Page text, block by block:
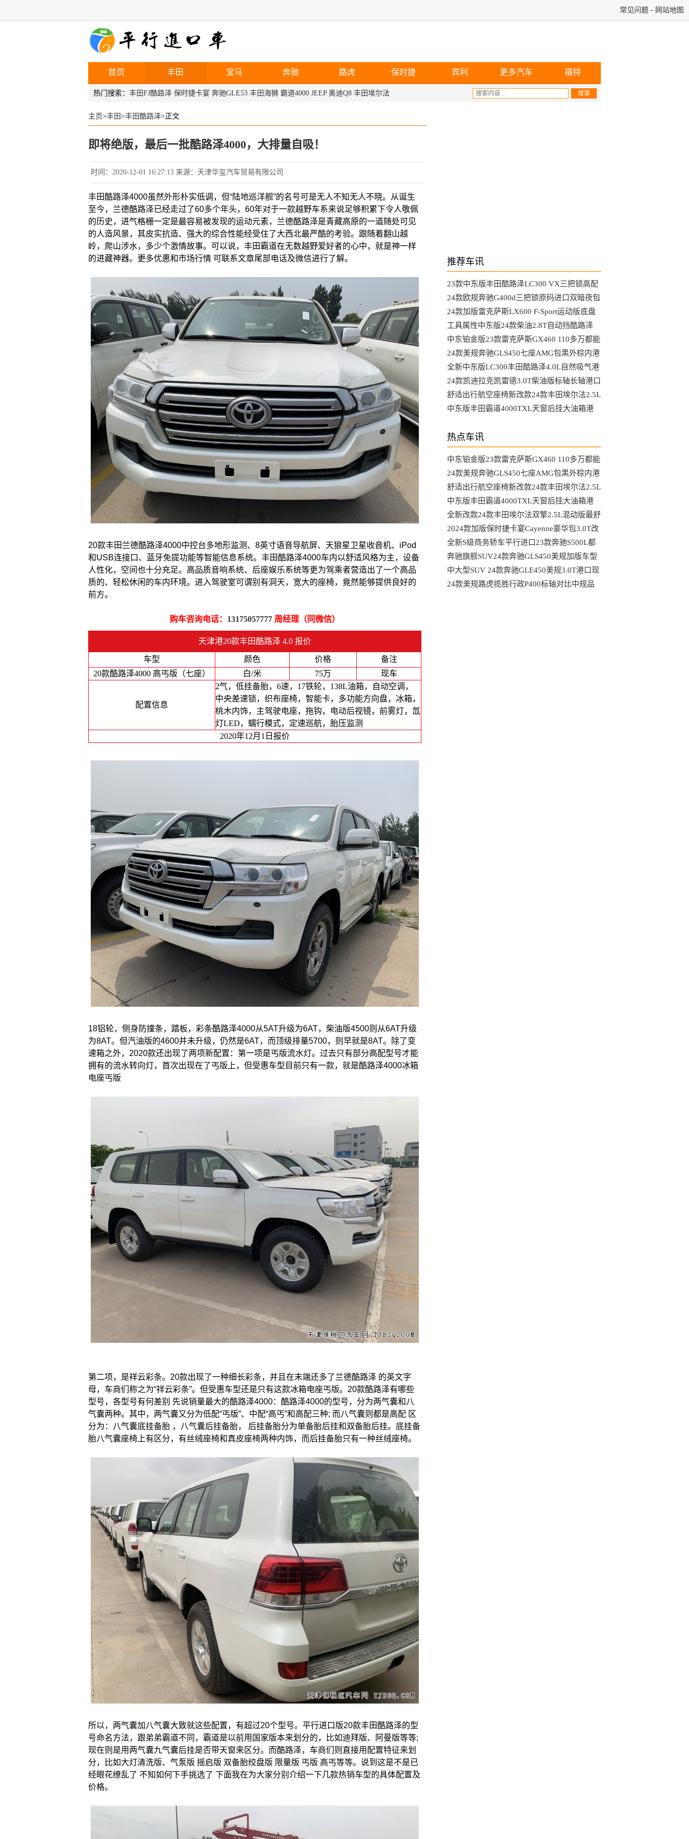
常见问题 - 网站地图
首页 丰田 宝马 奔驰 路虎 保时捷 宾利 更多汽车 福特
热门搜索： 丰田FJ酷路泽 保时捷卡宴 奔驰GLE53 丰田海狮 霸道4000 JEEP 奥迪Q8 丰田埃尔法
主页>丰田>丰田酷路泽>正文
即将绝版，最后一批酷路泽4000，大排量自吸！
时间：2020-12-01 16:27:13 来源：天津华玺汽车贸易有限公司
丰田酷路泽4000虽然外形朴实低调，但“陆地巡洋舰”的名号可是无人不知无人不晓。从诞生
至今，兰德酷路泽已经走过了60多个年头，60年对于一款越野车系来说足够积累下令人敬佩
的历史，进气格栅一定是最容易被发现的运动元素，兰德酷路泽是青藏高原的一道随处可见
的人造风景，其皮实抗造、强大的综合性能经受住了大西北最严酷的考验。跟随着翻山越
岭，爬山涉水，多少个激情故事。可以说，丰田霸道在无数越野爱好者的心中，就是神一样
的进藏神器。更多优惠和市场行情 可联系文章尾部电话及微信进行了解。
20款丰田兰德酷路泽4000中控台多地形监测、8英寸语音导航屏、天狼星卫星收音机、iPod
和USB连接口、蓝牙免提功能等智能信息系统。丰田酷路泽4000车内以舒适风格为主，设备
人性化，空间也十分充足。高品质音响系统、后座娱乐系统等更为驾乘者营造出了一个高品
质的、轻松休闲的车内环境。进入驾驶室可谓别有洞天，宽大的座椅，竟然能够提供良好的
前方。
购车咨询电话： 13175057777 周经理（同微信）
天津港20款丰田酷路泽 4.0 报价
车型 颜色 价格
备注
20款酷路泽4000 高丐版（七座）
白/米 75万 现车
配置信息
2气，低挂备胎，6速，17铁轮，138L油箱，自动空调，
中央差速锁，织布座椅，智能卡，多功能方向盘，冰箱，
桃木内饰，主驾驶电座，拖钩，电动后视镜，前雾灯，氙
灯LED，蠕行模式，定速巡航，胎压监测
2020年12月1日报价
18铝轮，侧身防撞条，踏板，彩条酷路泽4000从5AT升级为6AT，柴油版4500则从6AT升级
为8AT。但汽油版的4600并未升级，仍然是6AT，而顶级排量5700，则早就是8AT。除了变
速箱之外，2020款还出现了两项新配置：第一项是丐版流水灯。过去只有部分高配型号才能
拥有的流水转向灯，首次出现在了丐版上，但受惠车型目前只有一款，就是酷路泽4000冰箱
电座丐版
第二项，是祥云彩条。20款出现了一种细长彩条，并且在末端还多了兰德酷路泽 的英文字
母，车商们称之为“祥云彩条”。但受惠车型还是只有这款冰箱电座丐版。20款酷路泽有哪些
型号，各型号有何差别 先说销量最大的酷路泽4000：酷路泽4000的型号，分为两气囊和八
气囊两种。其中，两气囊又分为低配“丐版”、中配“高丐”和高配三种; 而八气囊则都是高配 区
分为：八气囊底挂备胎 ，八气囊后挂备胎， 后挂备胎分为单备胎后挂和双备胎后挂。底挂备
胎八气囊座椅上有区分，有丝绒座椅和真皮座椅两种内饰，而后挂备胎只有一种丝绒座椅。
所以，两气囊加八气囊大致就这些配置，有超过20个型号。平行进口版20款丰田酷路泽的型
号命名方法，跟弟弟霸道不同，霸道是以前用国家版本来划分的，比如迪拜版、阿曼版等等;
现在则是用两气囊九气囊后挂是否带天窗来区分。而酷路泽，车商们则直接用配置特征来划
分，比如大灯清洗版、气泵版 摇启版 双备胎绞盘版 限量版 丐版 高丐等等。说到这是不是已
经眼花缭乱了 不知如何下手挑选了 下面我在为大家分别介绍一下几款热销车型的具体配置及
价格。
推荐车讯
23款中东版丰田酷路泽LC300 VX三把锁高配
都选装哪些配置
24款欧规奔驰G400d三把锁原码进口双暗夜包
AMG港口最新行情
24款加版雷克萨斯LX600 F-Sport运动版底盘
升降马克音响港口行情
工具属性中东版24款柴油2.8T自动挡酷路泽
LC76硬派越野车
中东铂金版23款雷克萨斯GX460 110多万都能
选到哪些配置
24款美规奔驰GLS450七座AMG包黑外棕内港
口最具性价比车型
全新中东版LC300丰田酷路泽4.0L自然吸气港
口行情降到底了吗
24款凯迪拉克凯雷德3.0T柴油版标轴长轴港口
最新行情参数
舒适出行航空座椅新改款24款丰田埃尔法2.5L
混动版天津大库行情
中东版丰田霸道4000TXL天窗后挂大油箱港
热点车讯
中东铂金版23款雷克萨斯GX460 110多万都能
选到哪些配置
24款美规奔驰GLS450七座AMG包黑外棕内港
口最具性价比车型
舒适出行航空座椅新改款24款丰田埃尔法2.5L
混动版天津大库行情
中东版丰田霸道4000TXL天窗后挂大油箱港
口最新行情可分期
全新改款24款丰田埃尔法双擎2.5L混动版最舒
适的MPV港口行情
2024款加版保时捷卡宴Cayenne豪华包3.0T改
款后都有哪些变动
全新S级商务轿车平行进口23款奔驰S500L都
有哪些独特优势
奔驰旗舰SUV24款奔驰GLS450美规加版车型
港口现车
中大型SUV 24款奔驰GLE450美规3.0T港口现
车最新行情
24款美规路虎揽胜行政P400标轴对比中规品